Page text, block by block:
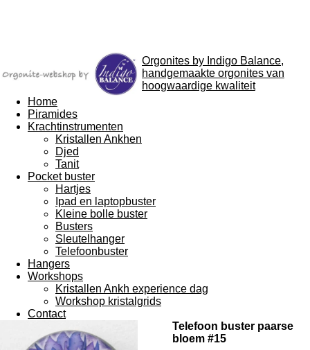
Orgonites by Indigo Balance,
handgemaakte orgonites van
hoogwaardige kwaliteit
Home
Piramides
Krachtinstrumenten
Kristallen Ankhen
Djed
Tanit
Pocket buster
Hartjes
Ipad en laptopbuster
Kleine bolle buster
Busters
Sleutelhanger
Telefoonbuster
Hangers
Workshops
Kristallen Ankh experience dag
Workshop kristalgrids
Contact
Telefoon buster paarse
bloem #15